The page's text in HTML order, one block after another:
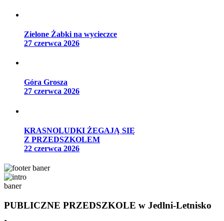
Zielone Żabki na wycieczce
27 czerwca 2026
Góra Grosza
27 czerwca 2026
KRASNOLUDKI ŻEGAJĄ SIĘ
Z PRZEDSZKOLEM
22 czerwca 2026
PUBLICZNE PRZEDSZKOLE w Jedlni-Letnisko